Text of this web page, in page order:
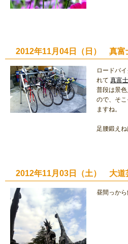
2012年11月04日（日） 真富
ロードバ
れて 真富
普段は景
ので、そ
ますね。
足腰鍛え
2012年11月03日（土） 大道
昼間っから